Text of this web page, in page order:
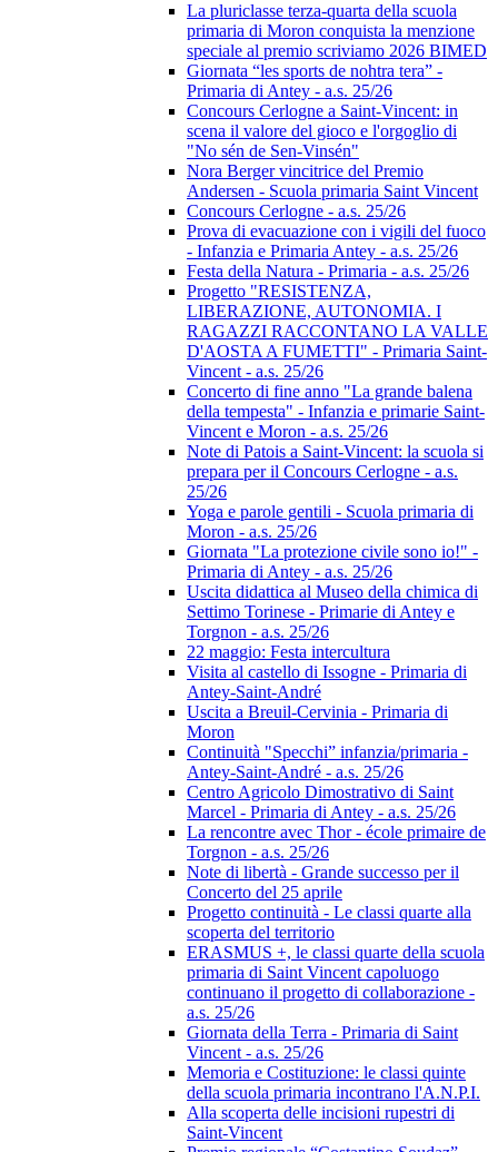
La pluriclasse terza-quarta della scuola
primaria di Moron conquista la menzione
speciale al premio scriviamo 2026 BIMED
Giornata “les sports de nohtra tera” -
Primaria di Antey - a.s. 25/26
Concours Cerlogne a Saint-Vincent: in
scena il valore del gioco e l'orgoglio di
"No sén de Sen-Vinsén"
Nora Berger vincitrice del Premio
Andersen - Scuola primaria Saint Vincent
Concours Cerlogne - a.s. 25/26
Prova di evacuazione con i vigili del fuoco
- Infanzia e Primaria Antey - a.s. 25/26
Festa della Natura - Primaria - a.s. 25/26
Progetto "RESISTENZA,
LIBERAZIONE, AUTONOMIA. I
RAGAZZI RACCONTANO LA VALLE
D'AOSTA A FUMETTI" - Primaria Saint-
Vincent - a.s. 25/26
Concerto di fine anno "La grande balena
della tempesta" - Infanzia e primarie Saint-
Vincent e Moron - a.s. 25/26
Note di Patois a Saint-Vincent: la scuola si
prepara per il Concours Cerlogne - a.s.
25/26
Yoga e parole gentili - Scuola primaria di
Moron - a.s. 25/26
Giornata "La protezione civile sono io!" -
Primaria di Antey - a.s. 25/26
Uscita didattica al Museo della chimica di
Settimo Torinese - Primarie di Antey e
Torgnon - a.s. 25/26
22 maggio: Festa intercultura
Visita al castello di Issogne - Primaria di
Antey-Saint-André
Uscita a Breuil-Cervinia - Primaria di
Moron
Continuità "Specchi” infanzia/primaria -
Antey-Saint-André - a.s. 25/26
Centro Agricolo Dimostrativo di Saint
Marcel - Primaria di Antey - a.s. 25/26
La rencontre avec Thor - école primaire de
Torgnon - a.s. 25/26
Note di libertà - Grande successo per il
Concerto del 25 aprile
Progetto continuità - Le classi quarte alla
scoperta del territorio
ERASMUS +, le classi quarte della scuola
primaria di Saint Vincent capoluogo
continuano il progetto di collaborazione -
a.s. 25/26
Giornata della Terra - Primaria di Saint
Vincent - a.s. 25/26
Memoria e Costituzione: le classi quinte
della scuola primaria incontrano l'A.N.P.I.
Alla scoperta delle incisioni rupestri di
Saint-Vincent